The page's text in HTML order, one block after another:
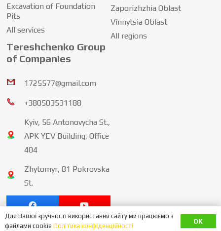
Excavation of Foundation
Pits
All services
Zaporizhzhia Oblast
Vinnytsia Oblast
All regions
Tereshchenko Group
of Companies
1725577@gmail.com
+380503531188
Kyiv, 56 Antonovycha St.,
APK YEV Building, Office
404
Zhytomyr, 81 Pokrovska
St.
політика конфіденційності
Для Вашої зручності використання сайту ми працюємо з
файлами cookie Політика конфіденційності
OK